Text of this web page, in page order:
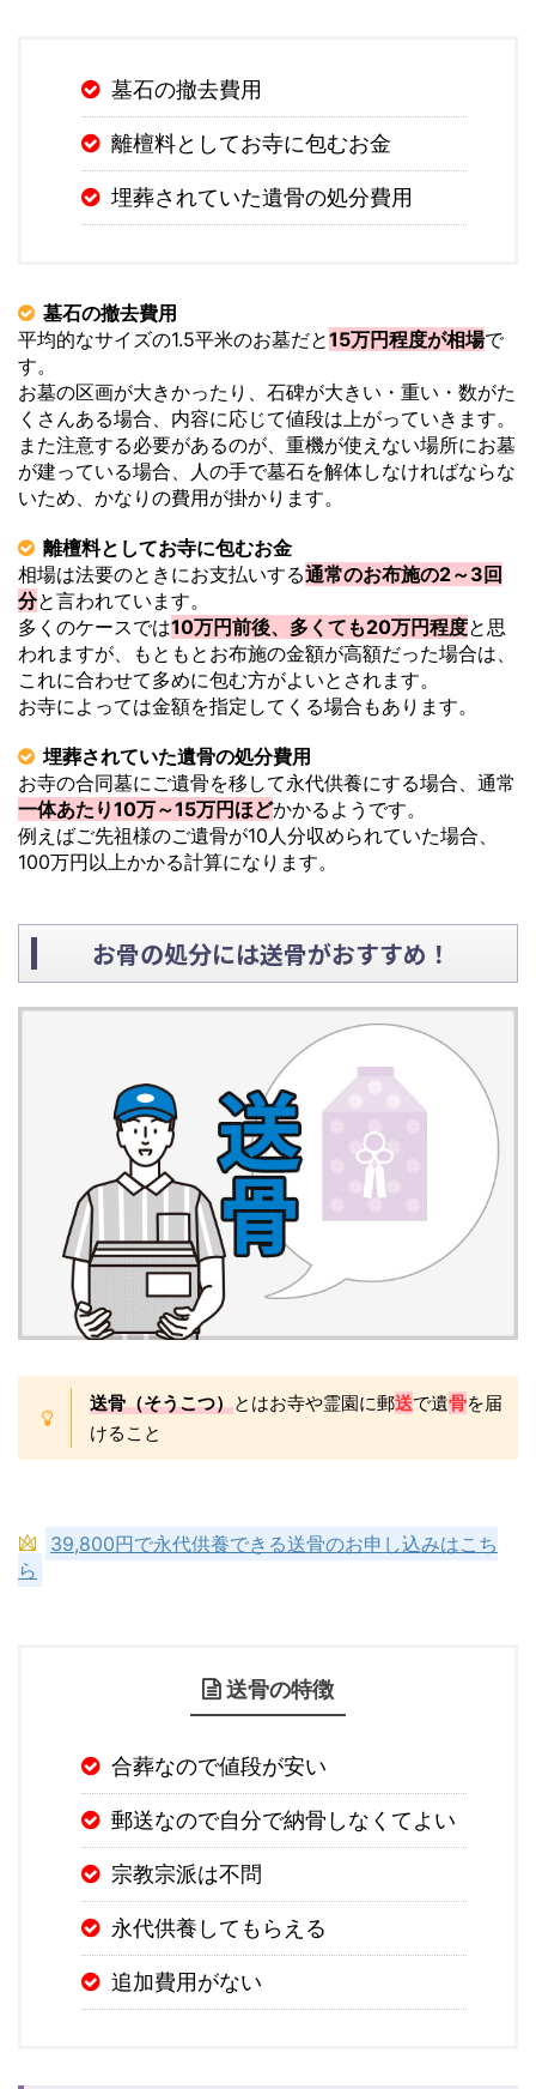
墓石の撤去費用
離檀料としてお寺に包むお金
埋葬されていた遺骨の処分費用
墓石の撤去費用
平均的なサイズの1.5平米のお墓だと15万円程度が相場で
す。
お墓の区画が大きかったり、石碑が大きい・重い・数がた
くさんある場合、内容に応じて値段は上がっていきます。
また注意する必要があるのが、重機が使えない場所にお墓
が建っている場合、人の手で墓石を解体しなければならな
いため、かなりの費用が掛かります。
離檀料としてお寺に包むお金
相場は法要のときにお支払いする通常のお布施の2～3回
分と言われています。
多くのケースでは10万円前後、多くても20万円程度と思
われますが、もともとお布施の金額が高額だった場合は、
これに合わせて多めに包む方がよいとされます。
お寺によっては金額を指定してくる場合もあります。
埋葬されていた遺骨の処分費用
お寺の合同墓にご遺骨を移して永代供養にする場合、通常
一体あたり10万～15万円ほどかかるようです。
例えばご先祖様のご遺骨が10人分収められていた場合、
100万円以上かかる計算になります。
お骨の処分には送骨がおすすめ！
送骨（そうこつ）とはお寺や霊園に郵送で遺骨を届
けること
39,800円で永代供養できる送骨のお申し込みはこち
ら
送骨の特徴
合葬なので値段が安い
郵送なので自分で納骨しなくてよい
宗教宗派は不問
永代供養してもらえる
追加費用がない